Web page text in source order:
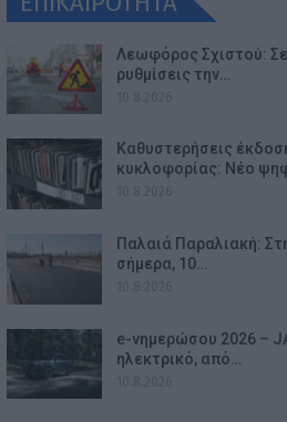
Λεωφόρος Σχιστού:
ρυθμίσεις την…
Καθυστερήσεις
κυκλοφορίας: Νέο
Παλαιά Παραλιακή:
σήμερα, 10…
e-νημερώσου 2026 –
ηλεκτρικό, από…